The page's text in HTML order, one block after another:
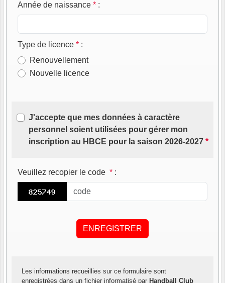
Année de naissance * :
Type de licence * :
Renouvellement
Nouvelle licence
J'accepte que mes données à caractère
personnel soient utilisées pour gérer mon
inscription au HBCE pour la saison 2026-2027 *
Veuillez recopier le code * :
Les informations recueillies sur ce formulaire sont
enregistrées dans un fichier informatisé par Handball Club